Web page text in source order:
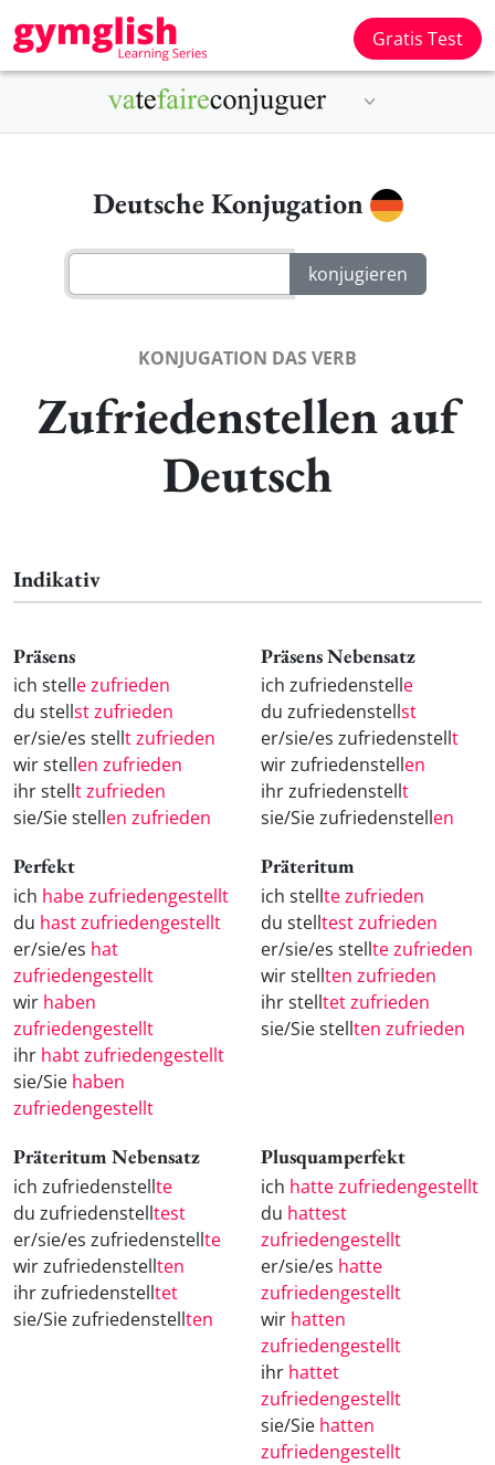
Gratis Test
Deutsche Konjugation
KONJUGATION DAS VERB
Zufriedenstellen auf
Deutsch
Indikativ
Präsens
ich stelle zufrieden
du stellst zufrieden
er/sie/es stellt zufrieden
wir stellen zufrieden
ihr stellt zufrieden
sie/Sie stellen zufrieden
Präsens Nebensatz
ich zufriedenstelle
du zufriedenstellst
er/sie/es zufriedenstellt
wir zufriedenstellen
ihr zufriedenstellt
sie/Sie zufriedenstellen
Perfekt
ich habe zufriedengestellt
du hast zufriedengestellt
er/sie/es hat
zufriedengestellt
wir haben
zufriedengestellt
ihr habt zufriedengestellt
sie/Sie haben
zufriedengestellt
Präteritum
ich stellte zufrieden
du stelltest zufrieden
er/sie/es stellte zufrieden
wir stellten zufrieden
ihr stelltet zufrieden
sie/Sie stellten zufrieden
Präteritum Nebensatz
ich zufriedenstellte
du zufriedenstelltest
er/sie/es zufriedenstellte
wir zufriedenstellten
ihr zufriedenstelltet
sie/Sie zufriedenstellten
Plusquamperfekt
ich hatte zufriedengestellt
du hattest
zufriedengestellt
er/sie/es hatte
zufriedengestellt
wir hatten
zufriedengestellt
ihr hattet
zufriedengestellt
sie/Sie hatten
zufriedengestellt